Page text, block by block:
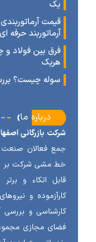
حرفه ای
بین فولاد و چدن و
چیست؟ بررسی کاربرد
درباره ما
بازرگانی اصفهان آهن
فعالان صنعت آهن و
مشی شرکت بر این بوده
اتکاء و برتر در این
و نیروهای متخصص
و بررسی آگاهانه از
مجازی مجموعه‌ی اصفهان